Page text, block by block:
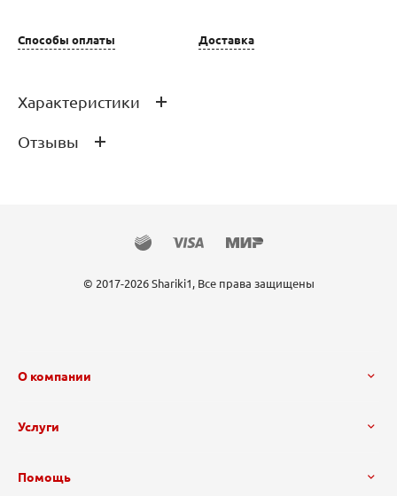
Способы оплаты Доставка
Характеристики
Производитель
Отзывы
первым
© 2017-2026 Shariki1, Все права защищены
О компании
Услуги
Помощь